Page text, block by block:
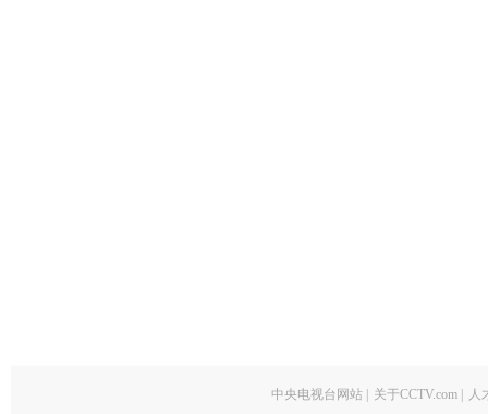
中央电视台网站 关于CCTV.com 人